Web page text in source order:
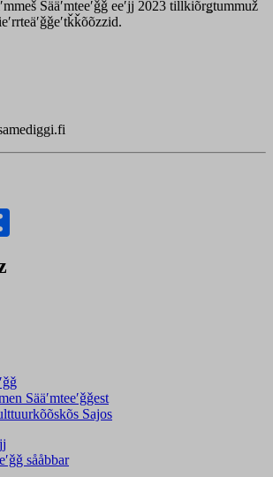
Sääʹmteeʹǧǧ eeʹjj 2023 tillǩiõrǥtummuž
Sääʹmteeʹǧǧest
Sajos
sååbbar